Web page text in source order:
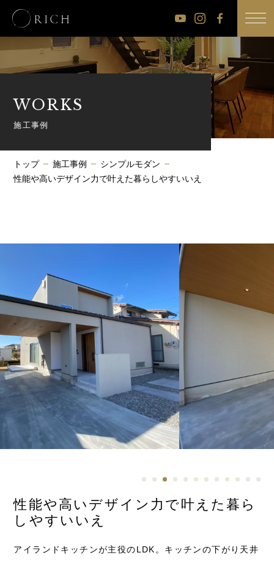
式
YoutubeInstagram
Facebook
WORKS
施工事例
トップ 施工事例
シンプルモダン
性能や高いデザイン力で叶えた暮らしやすいいえ
性能や高いデザイン力で叶えた暮ら
しやすいいえ
アイランドキッチンが主役のLDK。キッチンの下がり天井